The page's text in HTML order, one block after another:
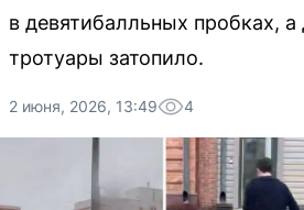
в девятибалльных пробках, а
тротуары затопило.
2 июня, 2026, 13:49 4